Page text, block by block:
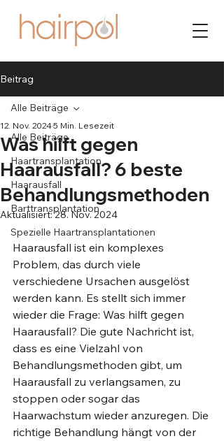
Beitrag
Alle Beiträge
Haartransplantation
Haarausfall
Barttransplantation
Spezielle Haartransplantationen
Alle Beiträge
Was hilft gegen
Haarausfall? 6 beste
Behandlungsmethoden
12. Nov. 20245 Min. Lesezeit
Aktualisiert:28. Nov. 2024
Haarausfall ist ein komplexes
Problem, das durch viele
verschiedene Ursachen ausgelöst
werden kann. Es stellt sich immer
wieder die Frage: Was hilft gegen
Haarausfall? Die gute Nachricht ist,
dass es eine Vielzahl von
Behandlungsmethoden gibt, um
Haarausfall zu verlangsamen, zu
stoppen oder sogar das
Haarwachstum wieder anzuregen. Die
richtige Behandlung hängt von der